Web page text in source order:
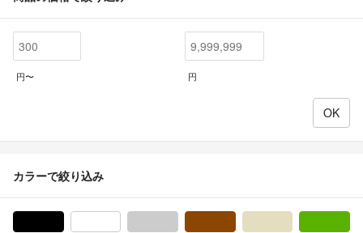
円〜 円
カラーで絞り込み